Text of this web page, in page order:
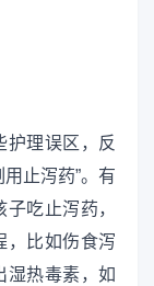
护理误区，反
止泻药”。有
吃止泻药，
，比如伤食泻
湿热毒素，如